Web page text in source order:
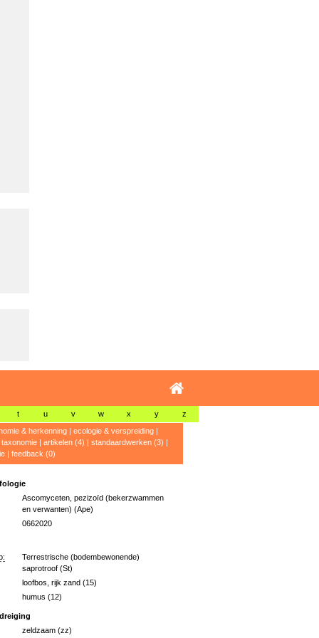
t u v w x y z
& herkenning| ecologie & verspreiding|
taxonomie| artikelen (4) | standaardwerken (3) |
| feedback (0)
Ascomyceten, pezizoïd (bekerzwammen
en verwanten) (Ape)
0662020
Terrestrische (bodembewonende)
saprotroof (St)
loofbos, rijk zand (15)
humus (12)
zeldzaam (zz)